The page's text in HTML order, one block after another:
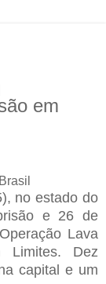
em
no estado do
e 26 de
Lava
Limites. Dez
capital e um